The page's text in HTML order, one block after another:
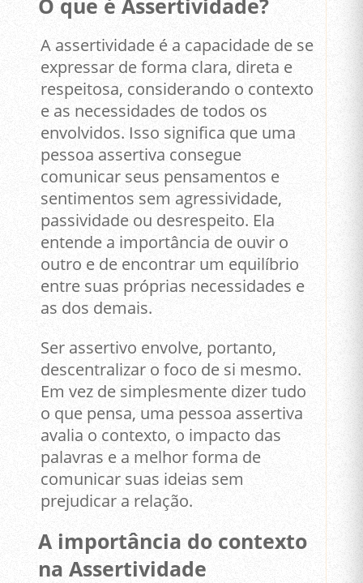
A assertividade é a capacidade de se
expressar de forma clara, direta e
respeitosa, considerando o contexto
e as necessidades de todos os
envolvidos. Isso significa que uma
pessoa assertiva consegue
comunicar seus pensamentos e
sentimentos sem agressividade,
passividade ou desrespeito. Ela
entende a importância de ouvir o
outro e de encontrar um equilíbrio
entre suas próprias necessidades e
as dos demais.
Ser assertivo envolve, portanto,
descentralizar o foco de si mesmo.
Em vez de simplesmente dizer tudo
o que pensa, uma pessoa assertiva
avalia o contexto, o impacto das
palavras e a melhor forma de
comunicar suas ideias sem
prejudicar a relação.
A importância do contexto
na Assertividade